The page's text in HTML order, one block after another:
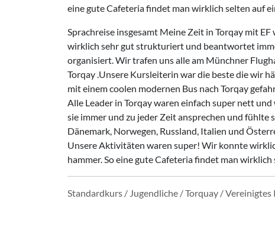
eine gute Cafeteria findet man wirklich selten auf
Sprachreise insgesamt Meine Zeit in Torqay mit
wirklich sehr gut strukturiert und beantwortet
organisiert. Wir trafen uns alle am Münchner
Torqay .Unsere Kursleiterin war die beste die wir
mit einem coolen modernen Bus nach Torqay
Alle Leader in Torqay waren einfach super nett
sie immer und zu jeder Zeit ansprechen und fühlte
Dänemark, Norwegen, Russland, Italien und
Unsere Aktivitäten waren super! Wir konnte
hammer. So eine gute Cafeteria findet man
Standardkurs / Jugendliche / Torquay / Vereinigtes